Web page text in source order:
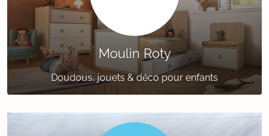
Moulin Roty
Doudous, jouets & déco pour enfants